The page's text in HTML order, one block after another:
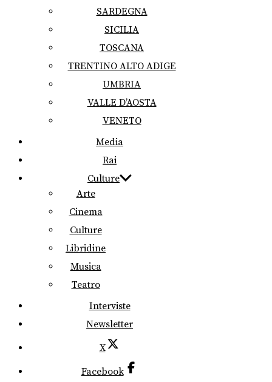
SARDEGNA
SICILIA
TOSCANA
TRENTINO ALTO ADIGE
UMBRIA
VALLE D’AOSTA
VENETO
Media
Rai
Culture
Arte
Cinema
Culture
Libridine
Musica
Teatro
Interviste
Newsletter
X
Facebook